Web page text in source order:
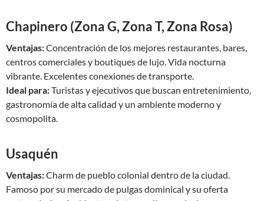
Chapinero (Zona G, Zona T, Zona Rosa)
Ventajas:Concentración de los mejores restaurantes, bares,
centros comerciales y boutiques de lujo. Vida nocturna
vibrante. Excelentes conexiones de transporte.
Ideal para:Turistas y ejecutivos que buscan entretenimiento,
gastronomía de alta calidad y un ambiente moderno y
cosmopolita.
Usaquén
Ventajas:Charm de pueblo colonial dentro de la ciudad.
Famoso por su mercado de pulgas dominical y su oferta